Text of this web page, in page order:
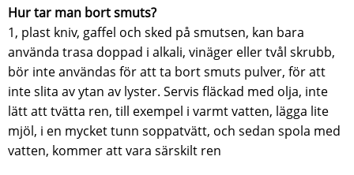
Hur tar man bort smuts?
1, plast kniv, gaffel och sked på smutsen, kan bara
använda trasa doppad i alkali, vinäger eller tvål skrubb,
bör inte användas för att ta bort smuts pulver, för att
inte slita av ytan av lyster. Servis fläckad med olja, inte
lätt att tvätta ren, till exempel i varmt vatten, lägga lite
mjöl, i en mycket tunn soppatvätt, och sedan spola med
vatten, kommer att vara särskilt ren